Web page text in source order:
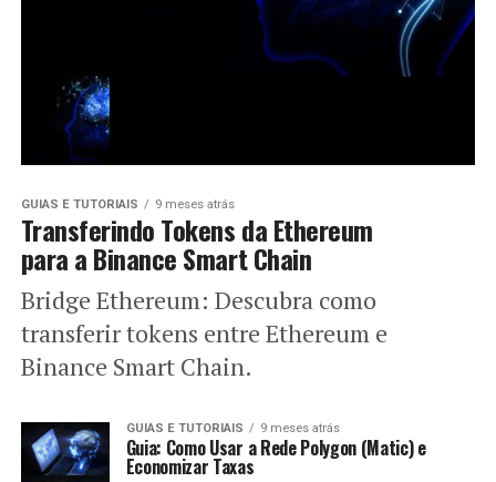
GUIAS E TUTORIAIS 9 meses atrás
Transferindo Tokens da Ethereum
para a Binance Smart Chain
Bridge Ethereum: Descubra como
transferir tokens entre Ethereum e
Binance Smart Chain.
GUIAS E TUTORIAIS 9 meses atrás
Guia: Como Usar a Rede Polygon (Matic) e
Economizar Taxas